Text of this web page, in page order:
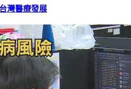
灣醫療發展